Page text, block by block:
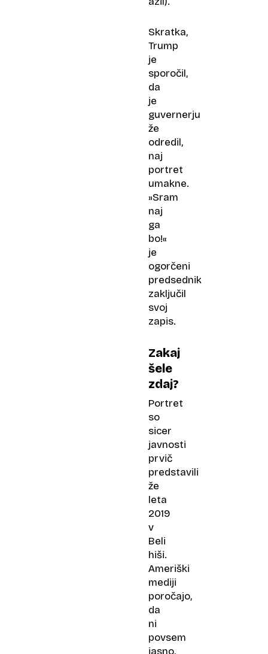
Skratka,
Trump
je
sporočil,
da
je
guvernerju
že
odredil,
naj
portret
umakne.
»Sram
naj
ga
bo!«
je
ogorčeni
predsednik
zaključil
svoj
zapis.
Zakaj
šele
zdaj?
Portret
so
sicer
javnosti
prvič
predstavili
že
leta
2019
v
Beli
hiši.
Ameriški
mediji
poročajo,
da
ni
povsem
jasno,